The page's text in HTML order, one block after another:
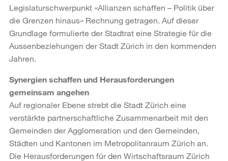
Legislaturschwerpunkt «Allianzen schaffen – Politik über
die Grenzen hinaus» Rechnung getragen. Auf dieser
Grundlage formulierte der Stadtrat eine Strategie für die
Aussenbeziehungen der Stadt Zürich in den kommenden
Jahren.
Synergien schaffen und Herausforderungen
gemeinsam angehen
Auf regionaler Ebene strebt die Stadt Zürich eine
verstärkte partnerschaftliche Zusammenarbeit mit den
Gemeinden der Agglomeration und den Gemeinden,
Städten und Kantonen im Metropolitanraum Zürich an.
Die Herausforderungen für den Wirtschaftsraum Zürich